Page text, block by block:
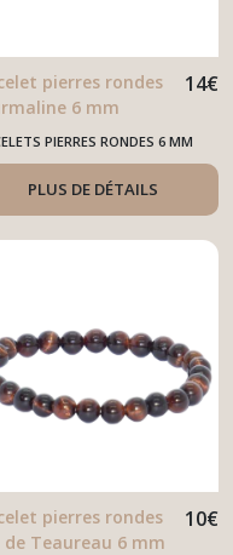
pierres rondes
6 mm
14€
PIERRES RONDES 6 MM
PLUS DE DÉTAILS
pierres rondes
de Teaureau 6 mm
10€